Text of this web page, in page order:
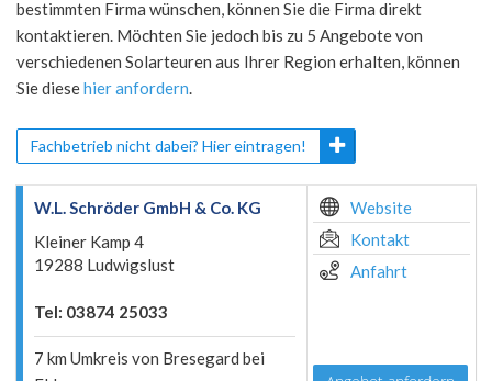
bestimmten Firma wünschen, können Sie die Firma direkt
kontaktieren. Möchten Sie jedoch bis zu 5 Angebote von
verschiedenen Solarteuren aus Ihrer Region erhalten, können
Sie diesehier anfordern.
Fachbetrieb nicht dabei? Hier eintragen!
W.L. Schröder GmbH & Co. KG
Kleiner Kamp 4
19288 Ludwigslust
Tel: 03874 25033
7 km Umkreis von Bresegard bei
Website
Kontakt
Anfahrt